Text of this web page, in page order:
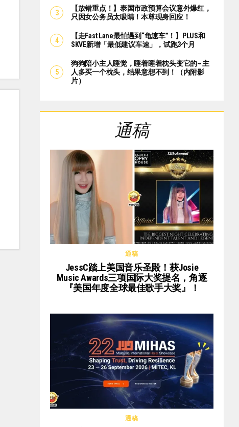
【放错重点！】泰国市政预算会议意外爆红，
只因女公务员太吸睛！本尊现身回应！
【走Fast Lane最怕遇到“龟速车”！】PLUS和
SKVE新增「最低建议车速」，试跑3个月
狗狗陪小主人睡觉，睡着睡着枕头变它的~ 主
人多买一个枕头，结果意想不到！（内附影
片）
通稿
通稿
JessC踏上美国音乐圣殿！获Josie
Music Awards三项国际大奖提名，角逐
『美国年度全球最佳歌手大奖』！
通稿